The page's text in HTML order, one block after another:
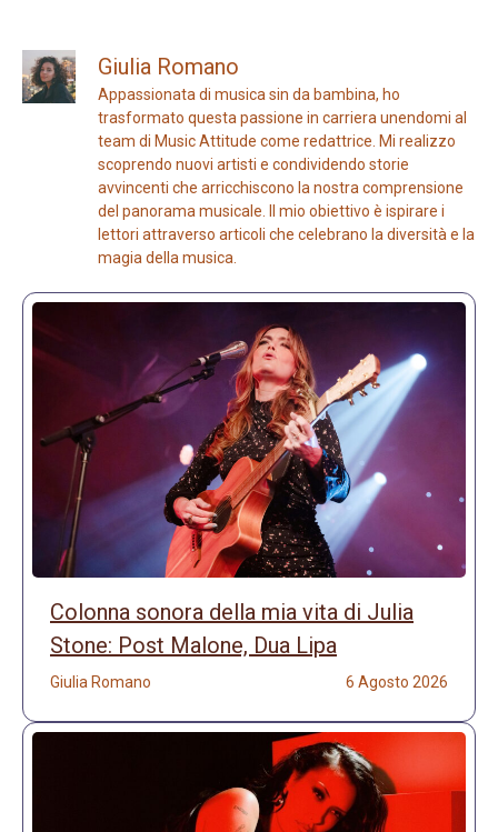
Giulia Romano
Appassionata di musica sin da bambina, ho
trasformato questa passione in carriera unendomi al
team di Music Attitude come redattrice. Mi realizzo
scoprendo nuovi artisti e condividendo storie
avvincenti che arricchiscono la nostra comprensione
del panorama musicale. Il mio obiettivo è ispirare i
lettori attraverso articoli che celebrano la diversità e la
magia della musica.
Colonna sonora della mia vita di Julia
Stone: Post Malone, Dua Lipa
Giulia Romano 6 Agosto 2026